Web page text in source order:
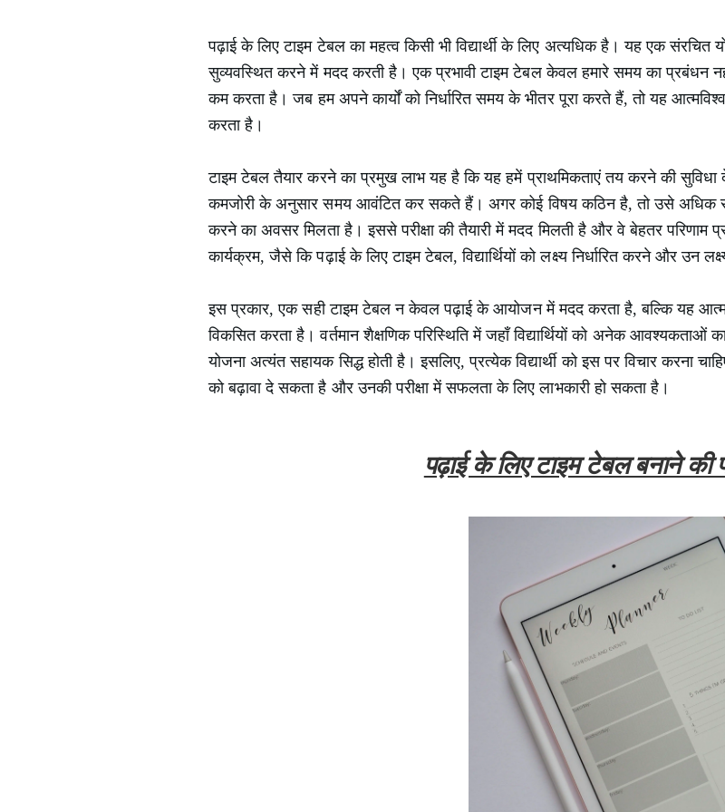
पढ़ाई के लिए टाइम टेबल का महत्व किसी भी विद्यार्थी के लिए अत्यधिक है। यह एक संरचित
सुव्यवस्थित करने में मदद करती है। एक प्रभावी टाइम टेबल केवल हमारे समय का प्रबंधन
कम करता है। जब हम अपने कार्यों को निर्धारित समय के भीतर पूरा करते हैं, तो यह
करता है।
टाइम टेबल तैयार करने का प्रमुख लाभ यह है कि यह हमें प्राथमिकताएं तय करने की सुविधा
कमजोरी के अनुसार समय आवंटित कर सकते हैं। अगर कोई विषय कठिन है, तो उसे अधिक
करने का अवसर मिलता है। इससे परीक्षा की तैयारी में मदद मिलती है और वे बेहतर
कार्यक्रम, जैसे कि पढ़ाई के लिए टाइम टेबल, विद्यार्थियों को लक्ष्य निर्धारित करने और उन
इस प्रकार, एक सही टाइम टेबल न केवल पढ़ाई के आयोजन में मदद करता है, बल्कि यह
विकसित करता है। वर्तमान शैक्षणिक परिस्थिति में जहाँ विद्यार्थियों को अनेक आवश्यकताओं
योजना अत्यंत सहायक सिद्ध होती है। इसलिए, प्रत्येक विद्यार्थी को इस पर विचार करना
को बढ़ावा दे सकता है और उनकी परीक्षा में सफलता के लिए लाभकारी हो सकता है।
पढ़ाई के लिए टाइम टेबल बनाने की